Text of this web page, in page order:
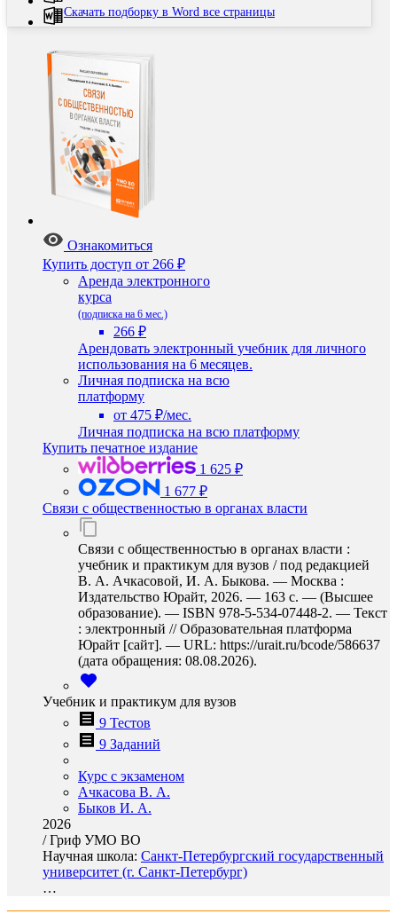
Скачать подборку в Word все страницы
Ознакомиться
Купить доступ от 266 ₽
Аренда электронного
курса
(подписка на 6 мес.)
266 ₽
Арендовать электронный учебник для личного
использования на 6 месяцев.
Личная подписка на всю
платформу
от 475 ₽/мес.
Личная подписка на всю платформу
Купить печатное издание
1 625 ₽
1 677 ₽
Связи с общественностью в органах власти
Связи с общественностью в органах власти :
учебник и практикум для вузов / под редакцией
В. А. Ачкасовой, И. А. Быкова. — Москва :
Издательство Юрайт, 2026. — 163 с. — (Высшее
образование). — ISBN 978-5-534-07448-2. — Текст
: электронный // Образовательная платформа
Юрайт [сайт]. — URL: https://urait.ru/bcode/586637
(дата обращения: 08.08.2026).
Учебник и практикум для вузов
9 Тестов
9 Заданий
Курс с экзаменом
Ачкасова В. А.
Быков И. А.
2026
/Гриф УМО ВО
Научная школа: Санкт-Петербургский государственный
университет (г. Санкт-Петербург)
…